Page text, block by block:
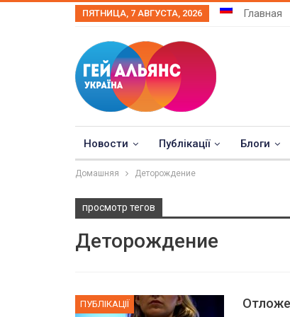
ПЯТНИЦА, 7 АВГУСТА, 2026 Главная
Новости Публікації Блоги
Домашняя Деторождение
просмотр тегов
Деторождение
ПУБЛІКАЦІЇ